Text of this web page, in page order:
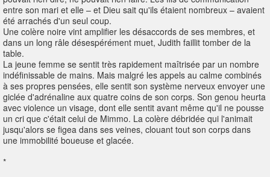
entre son mari et elle – et Dieu sait qu'ils étaient nombreux – avaient
été arrachés d'un seul coup.
Une colère noire vint amplifier les désaccords de ses membres, et
dans un long râle désespérément muet, Judith faillit tomber de la
table.
La jeune femme se sentit très rapidement maîtrisée par un nombre
indéfinissable de mains. Mais malgré les appels au calme combinés
à ses propres pensées, elle sentit son système nerveux envoyer une
giclée d'adrénaline aux quatre coins de son corps. Son genou heurta
avec violence un visage, dont elle sentit avant même qu'il ne pousse
un cri que c'était celui de Mimmo. La colère débridée qui l'animait
jusqu'alors se figea dans ses veines, clouant tout son corps dans
une immobilité boueuse et glacée.
*